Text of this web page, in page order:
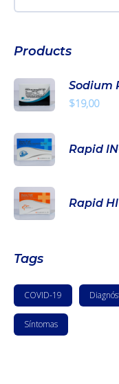
Products
Sodium
$19,00
Rapid
Rapid
Tags
COVID-19
Síntomas